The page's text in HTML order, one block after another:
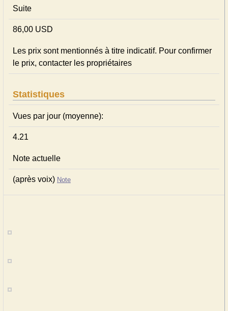
Suite
86,00 USD
Les prix sont mentionnés à titre indicatif. Pour confirmer
le prix, contacter les propriétaires
Statistiques
Vues par jour (moyenne):
4.21
Note actuelle
(après voix) Note